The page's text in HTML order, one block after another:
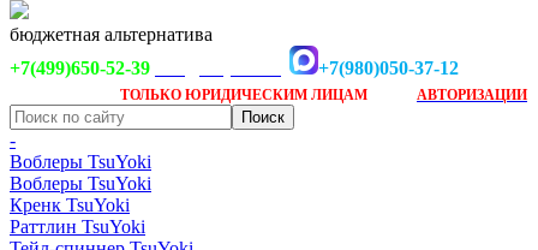
бюджетная альтернатива
+7(499)650-52-39
+7(980)050-37-12
ТОЛЬКО ЮРИДИЧЕСКИМ ЛИЦАМ АВТОРИЗАЦИИ
-
Воблеры TsuYoki
Воблеры TsuYoki
Кренк TsuYoki
Раттлин TsuYoki